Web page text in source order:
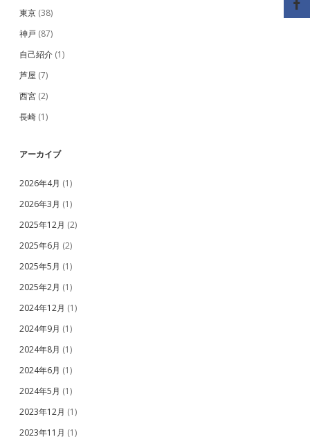
東京 (38)
神戸 (87)
自己紹介 (1)
芦屋 (7)
西宮 (2)
長崎 (1)
アーカイブ
2026年4月 (1)
2026年3月 (1)
2025年12月 (2)
2025年6月 (2)
2025年5月 (1)
2025年2月 (1)
2024年12月 (1)
2024年9月 (1)
2024年8月 (1)
2024年6月 (1)
2024年5月 (1)
2023年12月 (1)
2023年11月 (1)